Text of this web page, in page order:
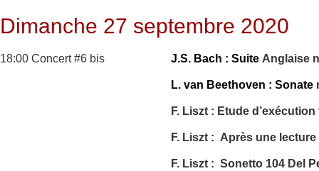
Dimanche 27 septembre 2020
18:00 Concert #6 bis J.S. Bach : Suite Anglaise
L. van Beethoven : Sonate
F. Liszt : Etude
F. Liszt : Après une lecture
F. Liszt : Sonetto 104 Del